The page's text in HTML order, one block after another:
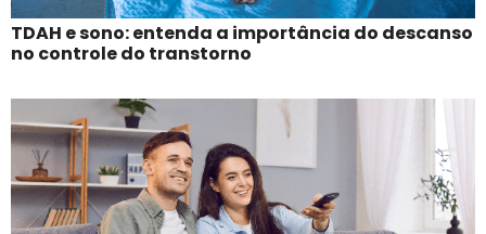
TDAH e sono: entenda a importância do descanso
no controle do transtorno